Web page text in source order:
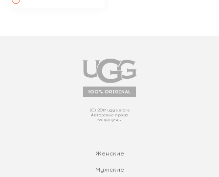
100% ORIGINAL
(С) 2017 uggs.store
Авторские права
защищены
Женские
Мужские